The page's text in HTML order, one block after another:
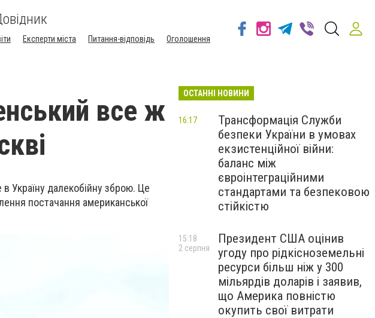
Експерти міста Питання-відповідь Оголошення
все ж
Україну далекобійну зброю. Це
постачання американської
ОСТАННІ НОВИНИ
Трансформація Служби
безпеки України в умовах
екзистенційної війни:
баланс між
євроінтеграційними
стандартами та безпековою
стійкістю
16:17
Президент США оцінив
угоду про рідкісноземельні
ресурси більш ніж у 300
мільярдів доларів і заявив,
що Америка повністю
окупить свої витрати
15:18
2 серпня